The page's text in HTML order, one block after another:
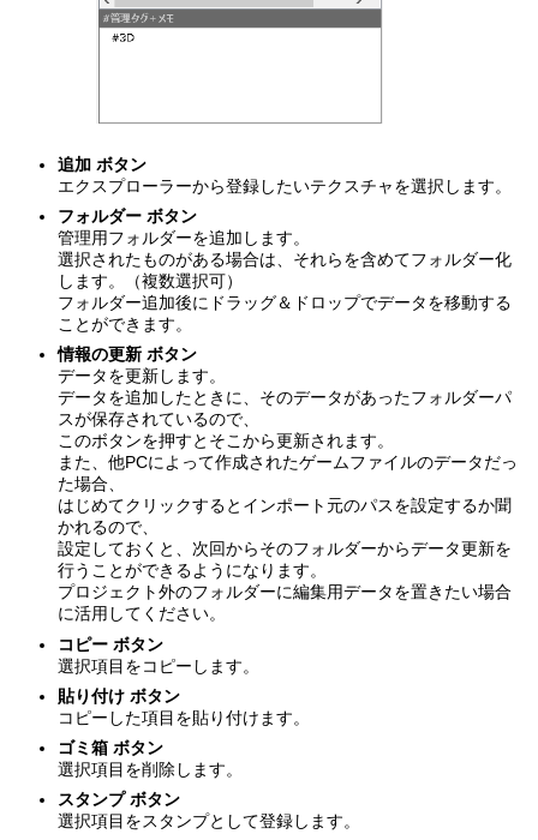
追加 ボタン
エクスプローラーから登録したいテクスチャを選択します。
フォルダー ボタン
管理用フォルダーを追加します。
選択されたものがある場合は、それらを含めてフォルダー化
します。（複数選択可）
フォルダー追加後にドラッグ＆ドロップでデータを移動する
ことができます。
情報の更新 ボタン
データを更新します。
データを追加したときに、そのデータがあったフォルダーパ
スが保存されているので、
このボタンを押すとそこから更新されます。
また、他PCによって作成されたゲームファイルのデータだっ
た場合、
はじめてクリックするとインポート元のパスを設定するか聞
かれるので、
設定しておくと、次回からそのフォルダーからデータ更新を
行うことができるようになります。
プロジェクト外のフォルダーに編集用データを置きたい場合
に活用してください。
コピー ボタン
選択項目をコピーします。
貼り付け ボタン
コピーした項目を貼り付けます。
ゴミ箱 ボタン
選択項目を削除します。
スタンプ ボタン
選択項目をスタンプとして登録します。